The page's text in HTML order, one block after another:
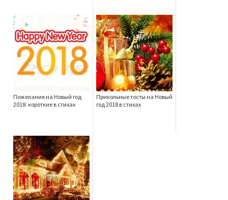
Пожелания на Новый год
2018: короткие в стихах
Прикольные тосты на Новый
год 2018 в стихах